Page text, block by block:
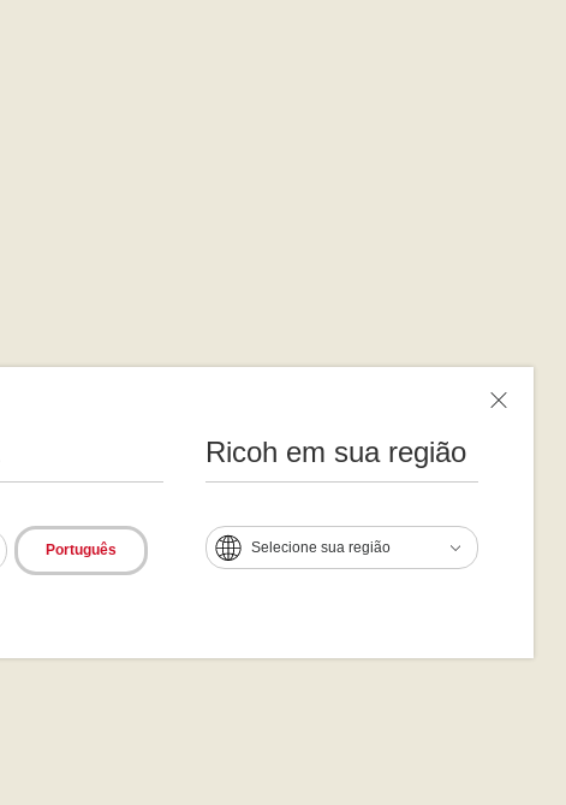
Português
Ricoh em sua região
Selecione sua região